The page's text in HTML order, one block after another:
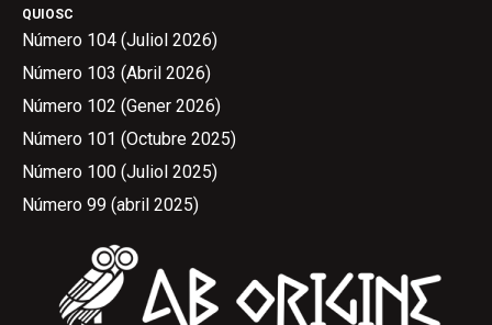
QUIOSC
Número 104 (Juliol 2026)
Número 103 (Abril 2026)
Número 102 (Gener 2026)
Número 101 (Octubre 2025)
Número 100 (Juliol 2025)
Número 99 (abril 2025)